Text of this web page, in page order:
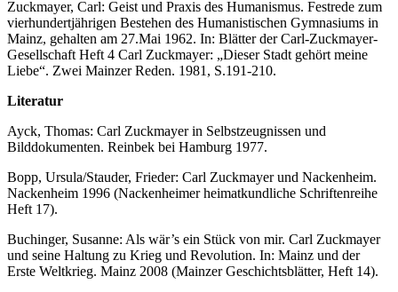
Zuckmayer, Carl: Geist und Praxis des Humanismus. Festrede zum
vierhundertjährigen Bestehen des Humanistischen Gymnasiums in
Mainz, gehalten am 27.Mai 1962. In: Blätter der Carl-Zuckmayer-
Gesellschaft Heft 4 Carl Zuckmayer: „Dieser Stadt gehört meine
Liebe“. Zwei Mainzer Reden. 1981, S.191-210.
Literatur
Ayck, Thomas: Carl Zuckmayer in Selbstzeugnissen und
Bilddokumenten. Reinbek bei Hamburg 1977.
Bopp, Ursula/Stauder, Frieder: Carl Zuckmayer und Nackenheim.
Nackenheim 1996 (Nackenheimer heimatkundliche Schriftenreihe
Heft 17).
Buchinger, Susanne: Als wär’s ein Stück von mir. Carl Zuckmayer
und seine Haltung zu Krieg und Revolution. In: Mainz und der
Erste Weltkrieg. Mainz 2008 (Mainzer Geschichtsblätter, Heft 14).